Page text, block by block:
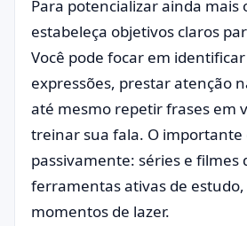
Para potencializar ainda mais
estabeleça objetivos claros
Você pode focar em
expressões, prestar atenção
até mesmo repetir frases em
treinar sua fala. O importante
passivamente: séries e filmes
ferramentas ativas de
momentos de lazer.